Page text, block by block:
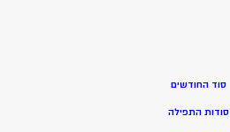
סוד החודשים
סודות התפילה